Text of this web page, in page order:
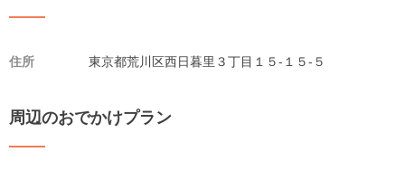
住所 東京都荒川区西日暮里３丁目１５-１５-５
周辺のおでかけプラン